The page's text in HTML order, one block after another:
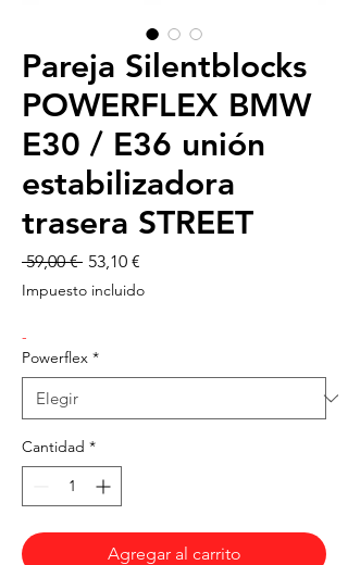
Pareja Silentblocks
POWERFLEX BMW
E30 / E36 unión
estabilizadora
trasera STREET
59,00 € Precio
53,10 €
oferta
Impuesto incluido
-
Powerflex *
Cantidad *
Agregar al carrito